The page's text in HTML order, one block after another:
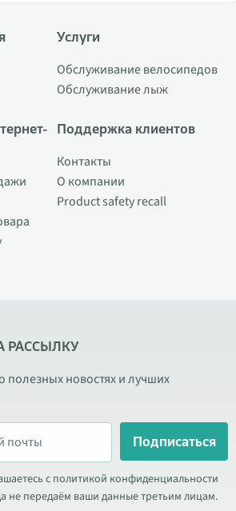
Услуги
Обслуживание велосипедов
Обслуживание лыж
Поддержка клиентов
Контакты
О компании
Product safety recall
РАССЫЛКУ
полезных новостях и лучших
Подписаться
с политикой конфиденциальности
не передаём ваши данные третьим лицам.